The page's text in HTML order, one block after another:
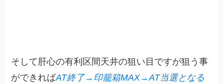
そして肝心の有利区間天井の狙い目ですが狙う事
ができればAT終了→印籠箱MAX→AT当選となる